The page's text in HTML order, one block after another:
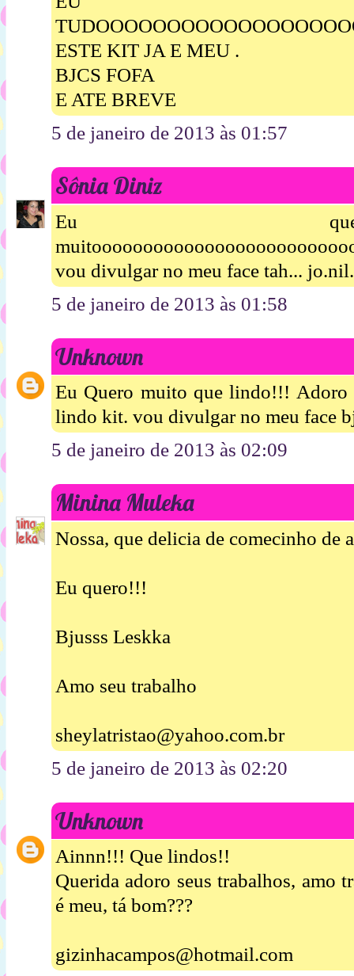
ESTE KIT JA E MEU .
BJCS FOFA
E ATE BREVE
5 de janeiro de 2013 às 01:57
Sônia Diniz
Eu
vou divulgar no meu face tah...
5 de janeiro de 2013 às 01:58
Unknown
Eu Quero muito que lindo!!! Adoro
lindo kit. vou divulgar no meu face
5 de janeiro de 2013 às 02:09
Minina Muleka
Nossa, que delicia de comecinho de
Eu quero!!!
Bjusss Leskka
Amo seu trabalho
sheylatristao@yahoo.com.br
5 de janeiro de 2013 às 02:20
Unknown
Ainnn!!! Que lindos!!
Querida adoro seus trabalhos, amo
é meu, tá bom???
gizinhacampos@hotmail.com